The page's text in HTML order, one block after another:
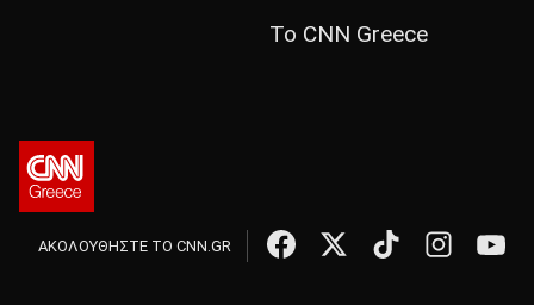
Το CNN Greece
ΑΚΟΛΟΥΘΗΣΤΕ ΤΟ CNN.GR